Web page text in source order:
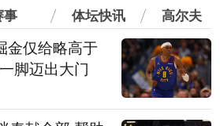
事 体坛快讯 高尔夫
金仅给略高于
脚迈出大门